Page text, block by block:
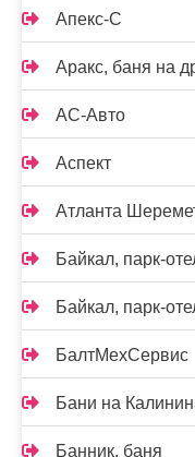
Апекс-С
Аракс, баня на
АС-Авто
Аспект
Атланта
Байкал, парк-
Байкал, парк-
БалтМехСервис
Бани на
Банник, баня